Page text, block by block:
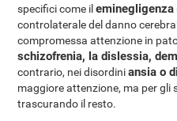
specifici come ileminegligenza
controlaterale del danno
compromessa attenzione in
schizofrenia, la dislessia,
contrario, nei disordiniansia o
maggiore attenzione, ma per gli
trascurando il resto.